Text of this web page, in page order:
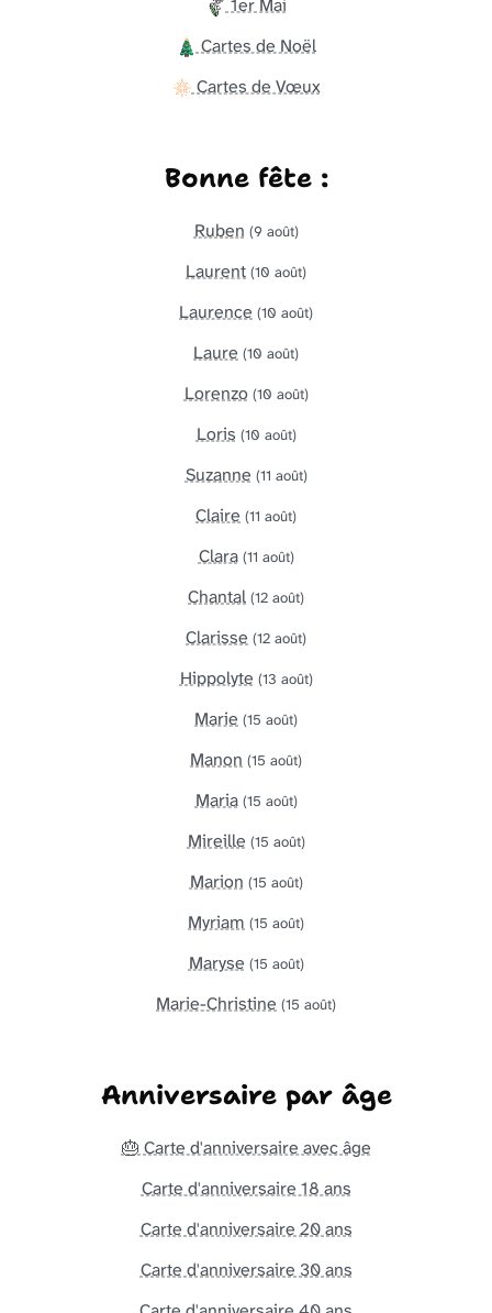
1er Mai
Cartes de Noël
Cartes de Vœux
Bonne fête :
Ruben (9 août)
Laurent (10 août)
Laurence (10 août)
Laure (10 août)
Lorenzo (10 août)
Loris (10 août)
Suzanne (11 août)
Claire (11 août)
Clara (11 août)
Chantal (12 août)
Clarisse (12 août)
Hippolyte (13 août)
Marie (15 août)
Manon (15 août)
Maria (15 août)
Mireille (15 août)
Marion (15 août)
Myriam (15 août)
Maryse (15 août)
Marie-Christine (15 août)
Anniversaire par âge
🎂 Carte d'anniversaire avec âge
Carte d'anniversaire 18 ans
Carte d'anniversaire 20 ans
Carte d'anniversaire 30 ans